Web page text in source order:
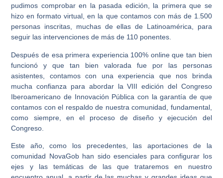
pudimos comprobar en la pasada edición, la primera que se
hizo en formato virtual, en la que contamos con más de 1.500
personas inscritas, muchas de ellas de Latinoamérica, para
seguir las intervenciones de más de 110 ponentes.
Después de esa primera experiencia 100% online que tan bien
funcionó y que tan bien valorada fue por las personas
asistentes, contamos con una experiencia que nos brinda
mucha confianza para abordar la VIII edición del Congreso
Iberoamericano de Innovación Pública con la garantía de que
contamos con el respaldo de nuestra comunidad, fundamental,
como siempre, en el proceso de diseño y ejecución del
Congreso.
Este año, como los precedentes, las aportaciones de la
comunidad NovaGob han sido esenciales para configurar los
ejes y las temáticas de las que trataremos en nuestro